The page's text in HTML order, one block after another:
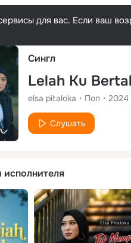
для вас. Если ваш
Сингл
Lelah Ku
elsa pitaloka Поп 2024
Слушать